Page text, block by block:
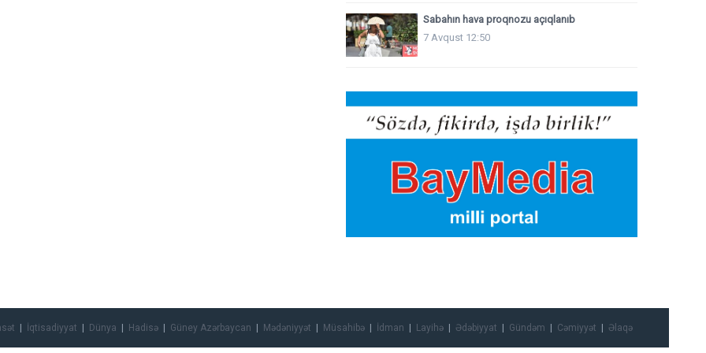
Sabahın hava proqnozu açıqlanıb
7 Avqust 12:50
İqtisadiyyat Dünya Hadisə Güney Azərbaycan Mədəniyyət Müsahibə İdman Layihə Ədəbiyyat Gündəm Cəmiyyət Əlaqə